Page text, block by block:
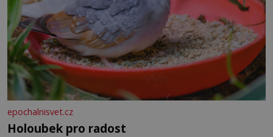
epochalnisvet.cz
Holoubek pro radost